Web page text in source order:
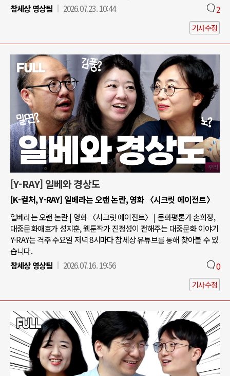
참세상 영상팀
2026.07.23. 10:44 2
기사수정
[Y-RAY] 일베와 경상도
[K-컬처, Y-RAY] 일베라는 오랜 논란, 영화 〈시크릿 에이전트〉
일베라는 오랜 논란 | 영화 〈시크릿 에이전트〉 | 문화평론가 손희정,
대중문화애호가 성지훈, 웹툰작가 진정성이 전해주는 대중문화 이야기
Y-RAY는 격주 수요일 저녁 8시마다 참세상 유튜브를 통해 찾아볼 수 있
습니다.
참세상 영상팀
2026.07.16. 19:56 0
기사수정